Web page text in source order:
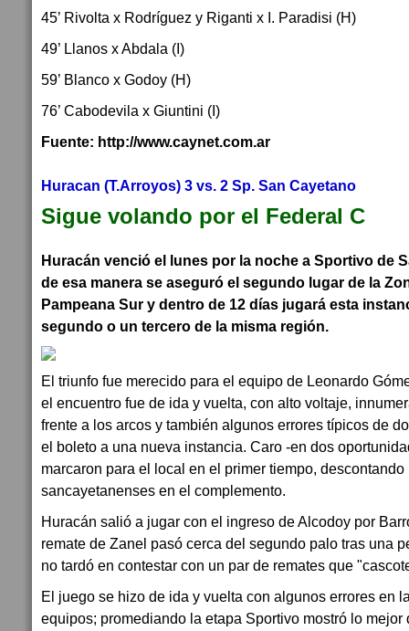
45’ Rivolta x Rodríguez y Riganti x I. Paradisi (H)
49’ Llanos x Abdala (I)
59’ Blanco x Godoy (H)
76’ Cabodevila x Giuntini (I)
Fuente: http://www.caynet.com.ar
Huracan (T.Arroyos) 3 vs. 2 Sp. San Cayetano
Sigue volando por el Federal C
Huracán venció el lunes por la noche a Sportivo de
de esa manera se aseguró el segundo lugar de la
Pampeana Sur y dentro de 12 días jugará esta
segundo o un tercero de la misma región.
El triunfo fue merecido para el equipo de Leonardo
el encuentro fue de ida y vuelta, con alto voltaje,
frente a los arcos y también algunos errores típicos de
el boleto a una nueva instancia. Caro -en dos
marcaron para el local en el primer tiempo,
sancayetanenses en el complemento.
Huracán salió a jugar con el ingreso de Alcodoy por
remate de Zanel pasó cerca del segundo palo tras una
no tardó en contestar con un par de remates que
El juego se hizo de ida y vuelta con algunos errores en
equipos; promediando la etapa Sportivo mostró lo mejor